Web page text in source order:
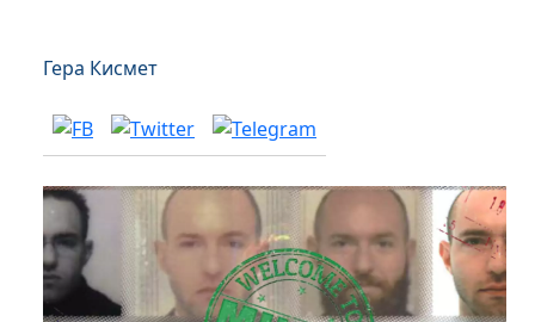
Гера Кисмет